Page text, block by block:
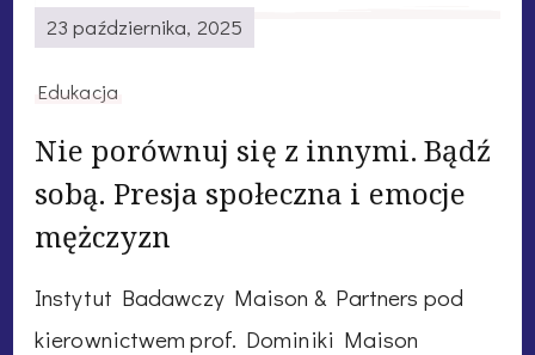
23 października, 2025
Edukacja
Nie porównuj się z innymi. Bądź
sobą. Presja społeczna i emocje
mężczyzn
Instytut Badawczy Maison & Partners pod
kierownictwem prof. Dominiki Maison